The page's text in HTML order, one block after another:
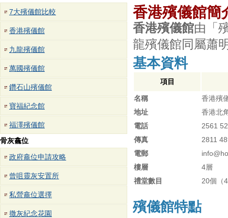
7大殯儀館比較
香港殯儀館
九龍殯儀館
萬國殯儀館
鑽石山殯儀館
寶福紀念館
福澤殯儀館
骨灰龕位
政府龕位申請攻略
曾咀靈灰安置所
私營龕位選擇
撒灰紀念花園
香港殯儀館簡
香港殯儀館由「
龍殯儀館同屬蕭
基本資料
項目
名稱
香港殯
地址
香港北
電話
2561
傳真
2811
電郵
樓層
4層
禮堂數目
20個（
殯儀館特點